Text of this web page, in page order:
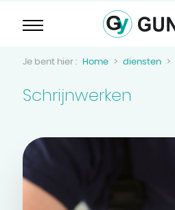
Home diensten
Schrijnwerken